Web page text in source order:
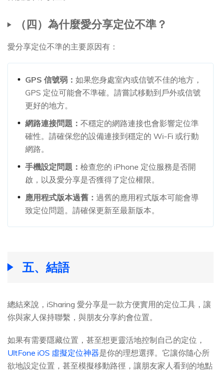
（四）為什麼愛分享定位不準？
愛分享定位不準的主要原因有：
GPS 信號弱： 如果您身處室內或信號不佳的地方，
GPS 定位可能會不準確。請嘗試移動到戶外或信號
更好的地方。
網路連接問題： 不穩定的網路連接也會影響定位準
確性。請確保您的設備連接到穩定的 Wi-Fi 或行動
網路。
手機設定問題： 檢查您的 iPhone 定位服務是否開
啟，以及愛分享是否獲得了定位權限。
應用程式版本過舊： 過舊的應用程式版本可能會導
致定位問題。請確保更新至最新版本。
五、結語
總結來說，iSharing 愛分享是一款方便實用的定位工具，讓
你與家人保持聯繫，與朋友分享約會位置。
如果有需要隱藏位置，甚至想更靈活地控制自己的定位，
UltFone iOS 虛擬定位神器是你的理想選擇。它讓你隨心所
欲地設定位置，甚至模擬移動路徑，讓朋友家人看到的地點